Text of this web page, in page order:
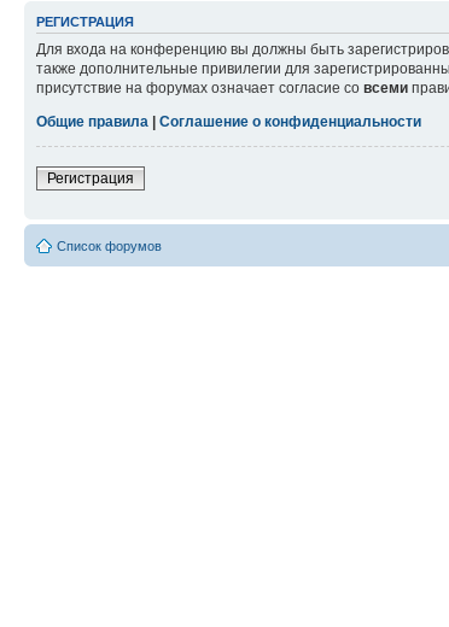
РЕГИСТРАЦИЯ
Для входа на конференцию вы должны быть
также дополнительные привилегии для
присутствие на форумах означает согласие со всеми
Общие правила
Соглашение о конфиденциальности
Регистрация
Список форумов